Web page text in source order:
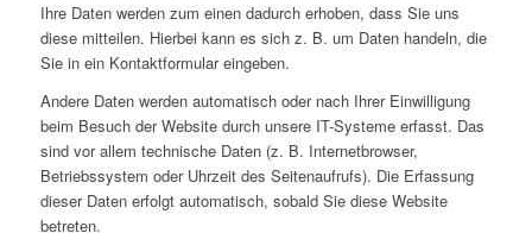
Ihre Daten werden zum einen dadurch erhoben, dass Sie uns
diese mitteilen. Hierbei kann es sich z. B. um Daten handeln, die
Sie in ein Kontaktformular eingeben.
Andere Daten werden automatisch oder nach Ihrer Einwilligung
beim Besuch der Website durch unsere IT-Systeme erfasst. Das
sind vor allem technische Daten (z. B. Internetbrowser,
Betriebssystem oder Uhrzeit des Seitenaufrufs). Die Erfassung
dieser Daten erfolgt automatisch, sobald Sie diese Website
betreten.